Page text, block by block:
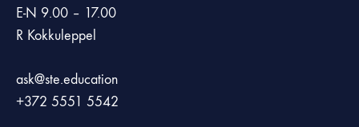
E-N 9.00 – 17.00
R Kokkuleppel
ask@ste.education
+372 5551 5542